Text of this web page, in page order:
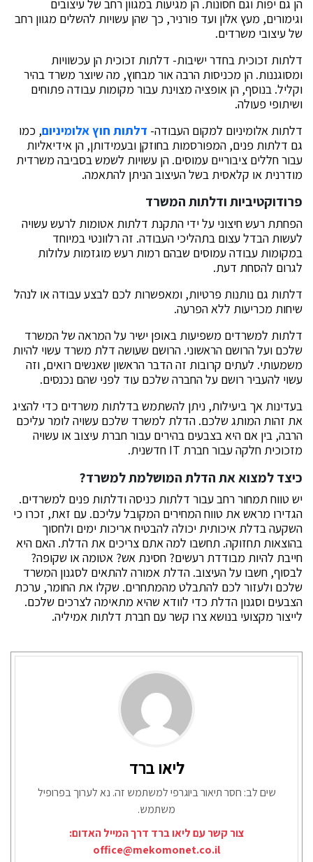
הן גם יפות וגם חסונות. הן מגיעות במגוון רחב של עיצובים
וגימורים, מעץ אלון ועד פורניר, כך שהן עשויות להשלים מגוון רחב
של עיצובי משרדים.
דלתות זכוכית בחדר ישיבות- דלתות זכוכית הן עכשוויות
ומסוגננות. הן מכניסות הרבה אור מבחוץ, מה שיוצר משרד בהיר
וקליל. בנוסף, הן אופציה מצוינת עבור מקומות עבודה פתוחים
ושיתופי פעולה.
דלתות אלומיניום למקום העבודה- דלתות חוץ אלומיניום, כמו
גם דלתות פנים, המפורסמות בחוזקן ובעמידותן, הן אידיאליות
עבור חללים ציבוריים עמוסים. הן עשויות לשמש בסביבה משרדית
מודרנית או קלאסית בשל העיצוב הניתן להתאמה.
פרודוקטיביות ודלתות המשרד
הפחתת רעש חיצוני על ידי התקנת דלתות אטומות לרעש עשויה
לעשות הבדל עצום בתהליכי העבודה. זה רלוונטי במיוחד
במקומות עבודה עמוסים שבהם רמות רעש מוגזמות עלולות
לגרום להסחת דעת.
דלתות גם נותנות פרטיות, ומאפשרות לכם לבצע עבודה או לנהל
שיחות מכריעות ללא הפרעה.
דלתות למשרדים משפיעות באופן ישיר על המראה של המשרד
שלכם ועל הרושם הראשוני. הרושם שעושה דלת משרד עשוי להיות
משמעותי. לעתים קרובות זה הדבר הראשון שאנשים רואים, וזה
עשוי להעביר רושם על החברה שלכם עוד לפני שהם נכנסים.
בעדינות אך ביעילות, ניתן להשתמש בדלתות משרדים כדי להציג
את זהות המותג שלכם. הדלת למשרד שלכם עשויה לומר עליכם
הרבה, בין אם היא בצבעים בהירים עבור חברת עיצוב או עשויה
מזכוכית חלקה עבור חברת IT חדשנית.
כיצד למצוא את הדלת המושלמת למשרד?
יש טווח תמחור רחב עבור דלתות כניסה ודלתות פנים למשרדים.
הגדירו מראש את טווח המחירים המקובל עליכם. עם זאת, זכרו כי
השקעה בדלת איכותית יכולה להבטיח אריכות ימים ולחסוך
בהוצאות תחזוקה. תחשבו למה אתם צריכים את הדלת. האם היא
חייבת להיות מבודדת רעשים? חסינת אש? אטומה או שקופה?
לבסוף, חשבו על העיצוב. הדלת אמורה להתאים לסגנון המשרד
שלכם ולעזור לכם להתבלט מהמתחרים. שקלו את החומר, ערכת
הצבעים וסגנון הדלת כדי לוודא שהיא מתאימה לצרכים שלכם.
לייצור מקצועי בנושא צרו קשר עם חברת דלתות אמיליה.
ליאו ברד
שים לב: חסר תיאור ביוגרפי למשתמש זה. נא לערוך בפרופיל
משתמש.
צור קשר עם ליאו ברד דרך המייל האדום:
office@mekomonet.co.il